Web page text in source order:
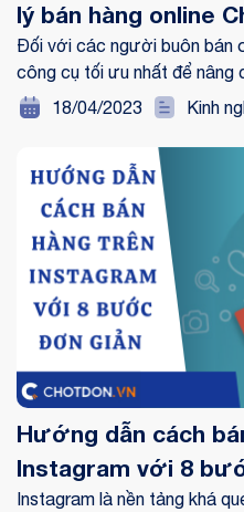
lý bán hàng online
Đối với các người buôn bán
công cụ tối ưu nhất để
doanh thu bán hàng. nhiều
livestream cho biết họ gặp
tích những phần mềm quản
việc bán hàng. cùng theo
những lưu ý mà người mới
quản lý bán hàng onliine cần
18/04/2023 Kinh
Hướng dẫn cách
Instagram với 8
Instagram là nền tảng khá